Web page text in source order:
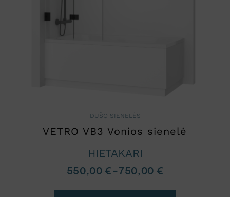
DUŠO SIENELĖS
VETRO VB3 Vonios sienelė
HIETAKARI
550,00€–750,00 €